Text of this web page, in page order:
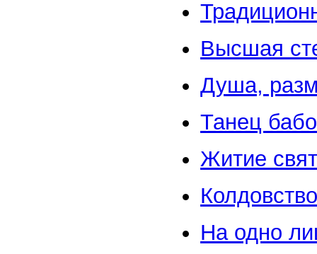
Высшая
Душа,
Танец
Житие
На одно